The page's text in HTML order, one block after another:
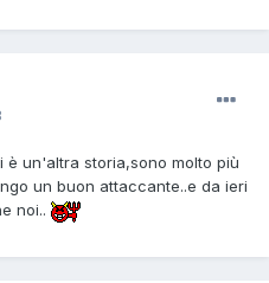
un'altra storia,sono molto più
un buon attaccante..e da ieri
noi..